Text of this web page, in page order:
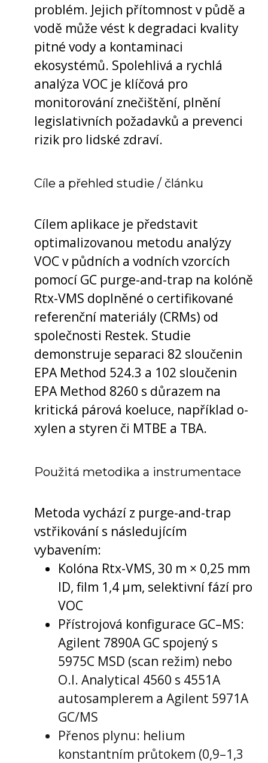
problém. Jejich přítomnost v půdě a
vodě může vést k degradaci kvality
pitné vody a kontaminaci
ekosystémů. Spolehlivá a rychlá
analýza VOC je klíčová pro
monitorování znečištění, plnění
legislativních požadavků a prevenci
rizik pro lidské zdraví.
Cíle a přehled studie / článku
Cílem aplikace je představit
optimalizovanou metodu analýzy
VOC v půdních a vodních vzorcích
pomocí GC purge-and-trap na kolóně
Rtx-VMS doplněné o certifikované
referenční materiály (CRMs) od
společnosti Restek. Studie
demonstruje separaci 82 sloučenin
EPA Method 524.3 a 102 sloučenin
EPA Method 8260 s důrazem na
kritická párová koeluce, například o-
xylen a styren či MTBE a TBA.
Použitá metodika a instrumentace
Metoda vychází z purge-and-trap
vstřikování s následujícím
vybavením:
Kolóna Rtx-VMS, 30 m × 0,25 mm
ID, film 1,4 µm, selektivní fází pro
VOC
Přístrojová konfigurace GC–MS:
Agilent 7890A GC spojený s
5975C MSD (scan režim) nebo
O.I. Analytical 4560 s 4551A
autosamplerem a Agilent 5971A
GC/MS
Přenos plynu: helium
konstantním průtokem (0,9–1,3